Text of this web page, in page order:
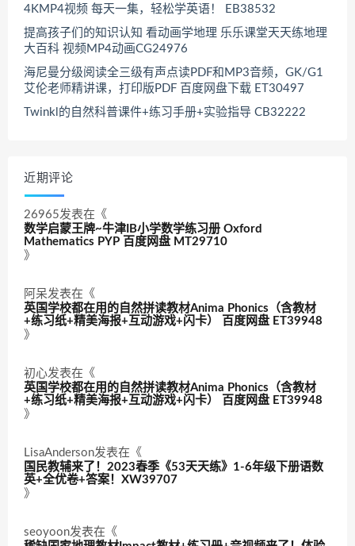
4KMP4视频 每天一集，轻松学英语！ EB38532
提高孩子们的知识认知 看动画学地理 乐乐课堂天天练地理
大百科 视频MP4动画CG24976
海尼曼分级阅读全三级有声点读PDF和MP3音频，GK/G1
艾伦老师精讲课，打印版PDF 百度网盘下载 ET30497
Twinkl的自然科普课件+练习手册+实验指导 CB32222
近期评论
26965发表在《
数学启蒙王牌~牛津IB小学数学练习册 Oxford
Mathematics PYP 百度网盘 MT29710
》
阿呆发表在《
英国学校都在用的自然拼读教材Anima Phonics（含教材
+练习纸+精美海报+互动游戏+闪卡） 百度网盘 ET39948
》
初心发表在《
英国学校都在用的自然拼读教材Anima Phonics（含教材
+练习纸+精美海报+互动游戏+闪卡） 百度网盘 ET39948
》
LisaAnderson发表在《
国民教辅来了！2023春季《53天天练》1-6年级下册语数
英+全优卷+答案！XW39707
》
seoyoon发表在《